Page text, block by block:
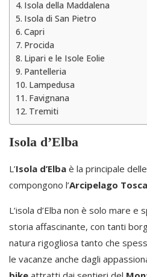
Isola della Maddalena
Isola di San Pietro
Capri
Procida
Lipari e le Isole Eolie
Pantelleria
Lampedusa
Favignana
Tremiti
Isola d’Elba
L’Isola d’Elba è la principale
compongono l’Arcipelago
L’isola d’Elba non è solo mare e
storia affascinante, con tanti
natura rigogliosa tanto che
le vacanze anche dagli